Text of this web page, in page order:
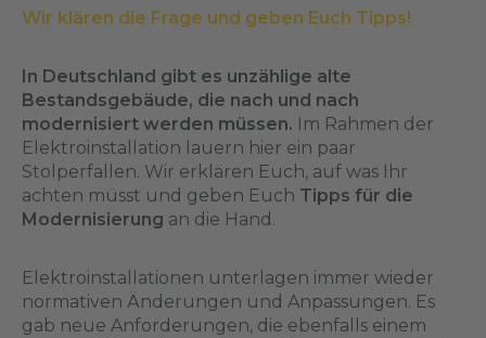
Wir klären die Frage und geben Euch Tipps!
In Deutschland gibt es unzählige alte
Bestandsgebäude, die nach und nach
modernisiert werden müssen. Im Rahmen der
Elektroinstallation lauern hier ein paar
Stolperfallen. Wir erklären Euch, auf was Ihr
achten müsst und geben Euch Tipps für die
Modernisierung an die Hand.
Elektroinstallationen unterlagen immer wieder
normativen Änderungen und Anpassungen. Es
gab neue Anforderungen, die ebenfalls einem